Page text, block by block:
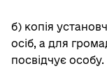
б) копія
осіб, а для
посвідчує особу.